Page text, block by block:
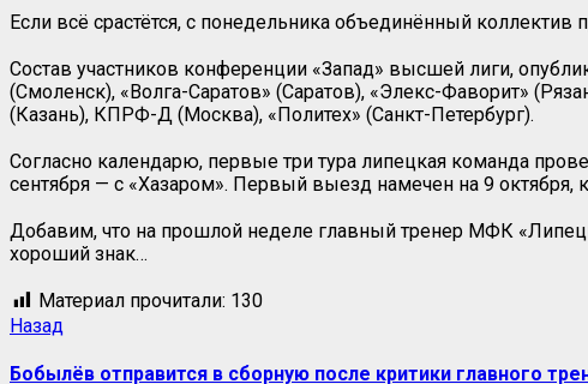
Если всё срастётся, с понедельника объединённый
Состав участников конференции «Запад» высшей лиги,
(Смоленск), «Волга-Саратов» (Саратов), «Элекс-Фаворит»
(Казань), КПРФ-Д (Москва), «Политех» (Санкт-Петербург).
Согласно календарю, первые три тура липецкая команда
сентября — с «Хазаром». Первый выезд намечен на 9
Добавим, что на прошлой неделе главный тренер МФК
хороший знак…
Материал прочитали: 130
Назад
Бобылёв отправится в сборную после критики главного